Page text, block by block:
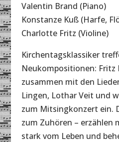
Valentin Brand (Piano)
Konstanze Kuß (Harfe,
Charlotte Fritz (Violine)
Kirchentagsklassiker
Neukompositionen:
zusammen mit den
Lingen, Lothar Veit und
zum Mitsingkonzert ein.
zum Zuhören – erzählen
stark vom Leben und